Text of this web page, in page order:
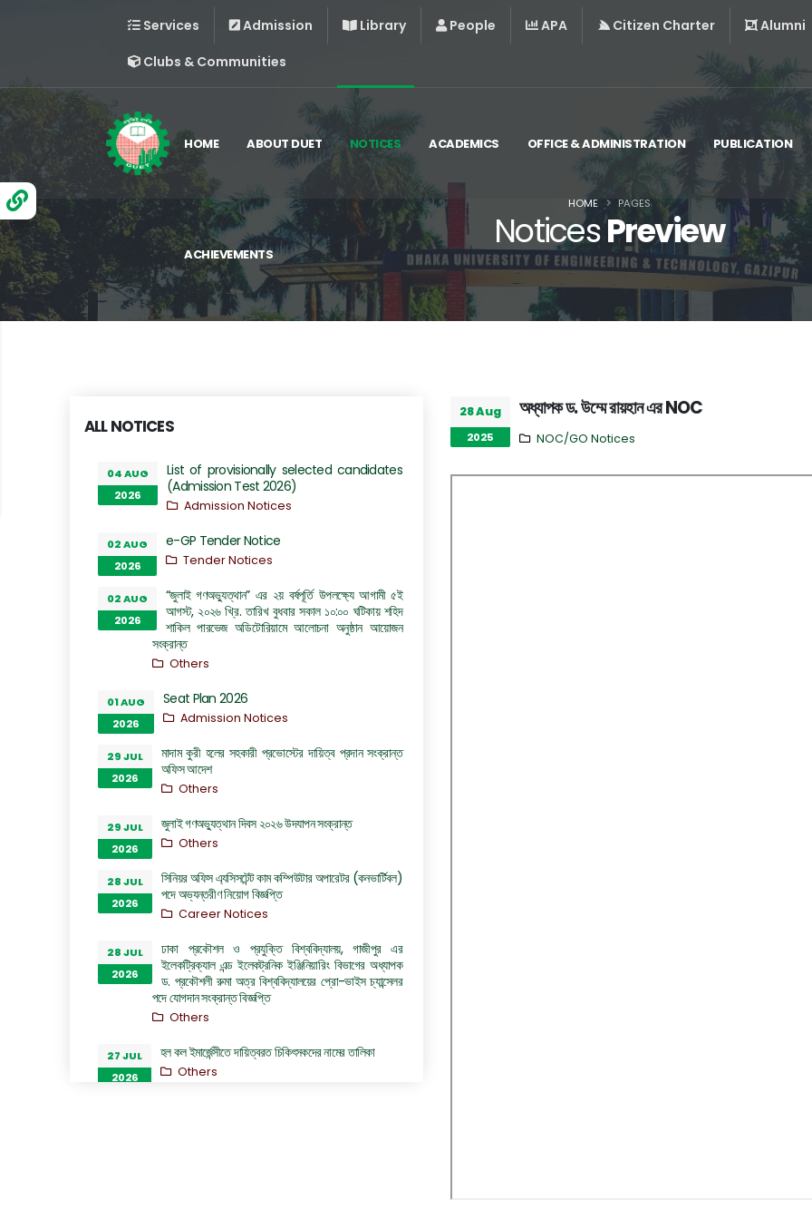
Services Admission Library People APA Citizen Charter
Alumni
Clubs & Communities
HOME ABOUT DUET NOTICES ACADEMICS OFFICE & ADMINISTRATION PUBLICATION
ACHIEVEMENTS
NoticesPreview
HOME PAGES
ALL NOTICES
04 AUG
2026
List of provisionally selected candidates
(Admission Test 2026)
Admission Notices
02 AUG
2026
e-GP Tender Notice
Tender Notices
02 AUG
2026
“জুলাই গণঅভ্যুত্থান” এর ২য় বর্ষপূর্তি উপলক্ষ্যে আগামী ৫ই
আগস্ট, ২০২৬ খ্রি. তারিখ বুধবার সকাল ১০:০০ ঘটিকায় শহিদ
শাকিল পারভেজ অডিটোরিয়ামে আলোচনা অনুষ্ঠান আয়োজন
সংক্রান্ত
Others
01 AUG
2026
Seat Plan 2026
Admission Notices
29 JUL
2026
মাদাম কুরী হলের সহকারী প্রভোস্টের দায়িত্ব প্রদান সংক্রান্ত
অফিস আদেশ
Others
29 JUL
2026
জুলাই গণঅভ্যুত্থান দিবস ২০২৬ উদযাপন সংক্রান্ত
Others
28 JUL
2026
সিনিয়র অফিস এ্যসিসটেন্ট কাম কম্পিউটার অপারেটর (কনভার্টিবল)
পদে অভ্যন্তরীণ নিয়োগ বিজ্ঞপ্তি
Career Notices
28 JUL
2026
ঢাকা প্রকৌশল ও প্রযুক্তি বিশ্ববিদ্যালয়, গাজীপুর এর
ইলেকট্রিক্যাল এন্ড ইলেকট্রনিক ইঞ্জিনিয়ারিং বিভাগের অধ্যাপক
ড. প্রকৌশলী রুমা অত্র বিশ্ববিদ্যালয়ের প্রো-ভাইস চ্যান্সেলর
পদে যোগদান সংক্রান্ত বিজ্ঞপ্তি
Others
27 JUL
2026
হল কল ইমার্জেন্সীতে দায়িত্বরত চিকিৎসকদের নামের তালিকা
Others
28 Aug
2025
অধ্যাপক ড. উম্মে রায়হান এর NOC
NOC/GO Notices